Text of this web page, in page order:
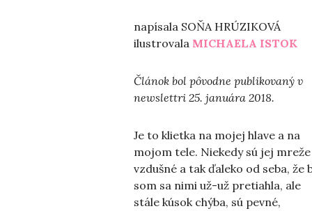
napísala SOŇA HRÚZIKOVÁ
ilustrovala MICHAELA ISTOK
Článok bol pôvodne publikovaný v
newslettri 25. januára 2018.
Je to klietka na mojej hlave a na
mojom tele. Niekedy sú jej mreže
vzdušné a tak ďaleko od seba, že
som sa nimi už-už pretiahla, ale
stále kúsok chýba, sú pevné,